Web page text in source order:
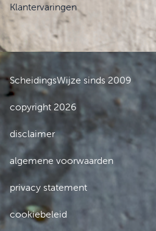
Klantervaringen
ScheidingsWijze sinds 2009
copyright 2026
disclaimer
algemene voorwaarden
privacy statement
cookiebeleid